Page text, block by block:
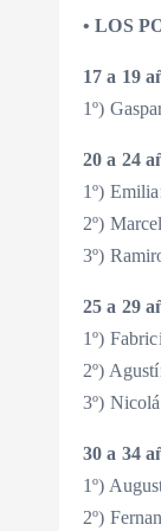
• LOS
17 a 19
1º)
20 a 24
1º)
2º)
3º)
25 a 29
1º)
2º)
3º)
30 a 34
1º)
2º)